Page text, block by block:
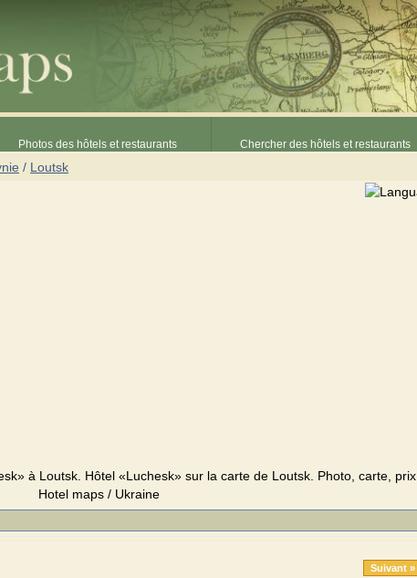
Photos des hôtels et restaurants Chercher des hôtels et restaurants
/ Loutsk
à Loutsk. Hôtel «Luchesk» sur la carte de Loutsk. Photo, carte, prix.
Hotel maps / Ukraine
Suivant »